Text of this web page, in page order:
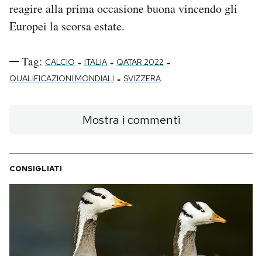
reagire alla prima occasione buona vincendo gli
Europei la scorsa estate.
Tag: CALCIO - ITALIA - QATAR 2022 -
QUALIFICAZIONI MONDIALI - SVIZZERA
Mostra i commenti
CONSIGLIATI